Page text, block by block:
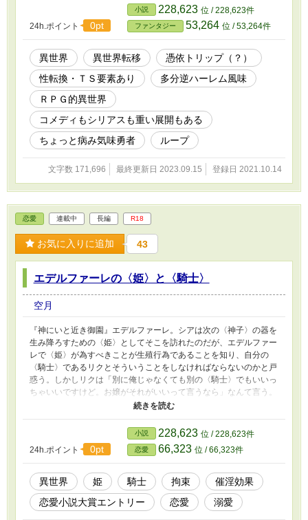
女の子の物語。 ◆厳密にはボーイズラブ要素はありませんが、設
定上それに近いものが感じられるかもしれません。
24h.ポイント
0pt
小説 228,623 位 / 228,623件
ファンタジー 53,264 位 / 53,264件
異世界 異世界転移
憑依トリップ（？）
性転換・ＴＳ要素あり
多分逆ハーレム風味
ＲＰＧ的異世界
コメディもシリアスも重い展開もある
ちょっと病み気味勇者
ループ
文字数 171,696 最終更新日 2023.09.15 登録日 2021.10.14
恋愛 連載中 長編 R18
お気に入りに追加 43
エデルファーレの〈姫〉と〈騎士〉
空月
『神にいと近き御園』エデルファーレ。シアは次の〈神子〉の器を
生み降ろすための〈姫〉としてそこを訪れたのだが、エデルファー
レで〈姫〉が為すべきことが生殖行為であることを知り、自分の
〈騎士〉であるリクとそういうことをしなければならないのかと戸
惑う。しかしリクは「別に俺じゃなくても別の〈騎士〉でもいいっ
ちゃいいですけど。お嬢がそれがいいって言うなら」なんて言う。
リクとそういうことをするのも考えたことがなかったが、顔も知ら
ない相手はもっと考えられない――責務と羞恥の狭間で悩むシアだ
ったが、他の〈姫〉や〈騎士〉と知り合う中で考えが変わってい
24h.ポイント
0pt
小説 228,623 位 / 228,623件
恋愛 66,323 位 / 66,323件
異世界 姫 騎士 拘束
催淫効果
恋愛小説大賞エントリー
恋愛 溺愛